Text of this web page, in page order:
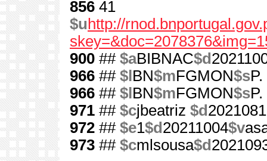
856 41
$u http://
900 ## $aBIBNAC$d
966 ## $l BN$mFGMON$s
966 ## $l BN$mFGMON$s
971 ## $cjbeatriz $d
972 ## $e1$d 20211004$v
973 ## $cmlsousa$d